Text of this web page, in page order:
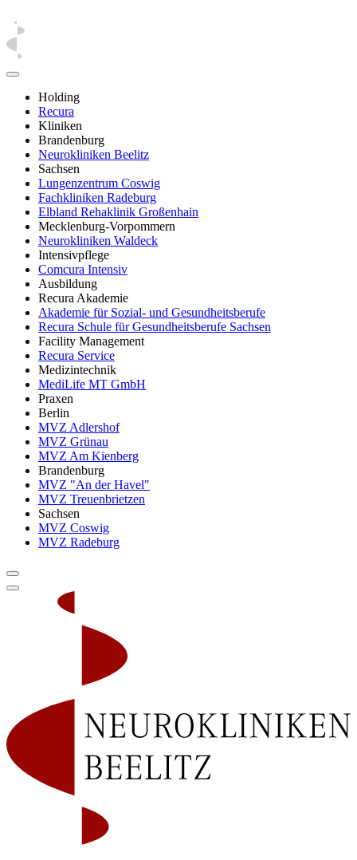
Holding
Recura
Kliniken
Brandenburg
Neurokliniken Beelitz
Sachsen
Lungenzentrum Coswig
Fachkliniken Radeburg
Elbland Rehaklinik Großenhain
Mecklenburg-Vorpommern
Neurokliniken Waldeck
Intensivpflege
Comcura Intensiv
Ausbildung
Recura Akademie
Akademie für Sozial- und Gesundheitsberufe
Recura Schule für Gesundheitsberufe Sachsen
Facility Management
Recura Service
Medizintechnik
MediLife MT GmbH
Praxen
Berlin
MVZ Adlershof
MVZ Grünau
MVZ Am Kienberg
Brandenburg
MVZ "An der Havel"
MVZ Treuenbrietzen
Sachsen
MVZ Coswig
MVZ Radeburg